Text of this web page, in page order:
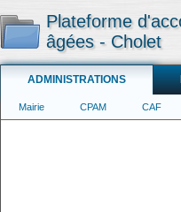
Plateforme
âgées - Cholet
ADMINISTRATIONS
Mairie CPAM CAF